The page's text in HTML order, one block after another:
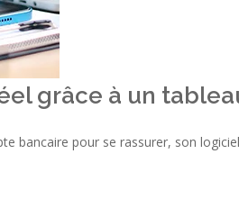
grâce à un
bancaire pour se rassurer, son